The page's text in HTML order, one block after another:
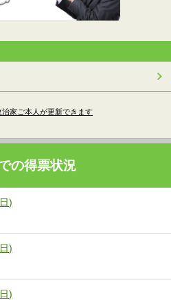
家ご本人が更新できます
の得票状況
)
)
)